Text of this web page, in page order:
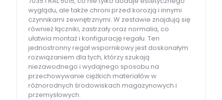
wyglądu, ale także chroni przed korozją i innymi
czynnikami zewnętrznymi. W zestawie znajdują się
również łączniki, zastrzały oraz normalia, co
ułatwia montaż i konfigurację regału. Ten
jednostronny regał wspornikowy jest doskonałym
rozwiązaniem dla tych, którzy szukają
niezawodnego i wydajnego sposobu na
przechowywanie ciężkich materiałów w
różnorodnych środowiskach magazynowych i
przemysłowych.